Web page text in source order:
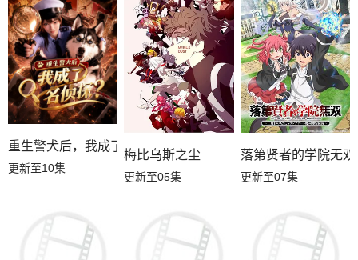
重生警犬后，我成了名侦探？
更新至10集
梅比乌斯之尘
更新至05集
落第贤者的学院无
更新至07集